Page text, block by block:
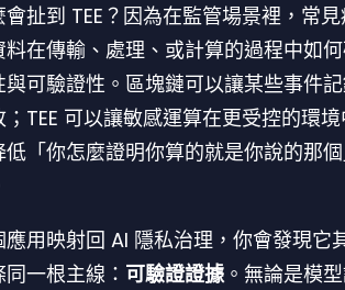
扯到 TEE？因為在監管場景裡，常
料在傳輸、處理、或計算的過程中如
與可驗證性。區塊鏈可以讓某些事件
；TEE 可以讓敏感運算在更受控的環
低「你怎麼證明你算的就是你說的那
應用映射回 AI 隱私治理，你會發現它
一根主線： 可驗證證據。無論是模